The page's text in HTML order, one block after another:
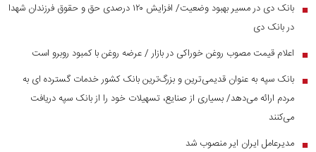
■
بانک دی در مسیر بهبود وضعیت/ افزایش ۱۲۰ درصدی حق و حقوق فرزندان شهدا
در بانک دی
■ اعلام قیمت مصوب روغن خوراکی در بازار / عرضه روغن با کمبود روبرو است
■ بانک سپه به عنوان قدیمی‌ترین و بزرگ‌ترین بانک کشور خدمات گسترده ای به
مردم ارائه می‌دهد/ بسیاری از صنایع، تسهیلات خود را از بانک سپه دریافت
می‌کنند
■ مدیرعامل ایران ایر منصوب شد